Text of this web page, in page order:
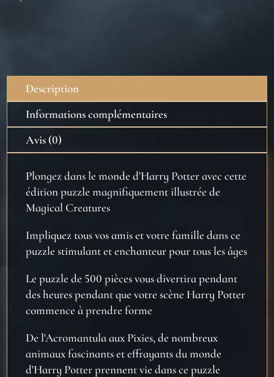
Description
Informations complémentaires
Avis (0)
Plongez dans le monde d'Harry Potter avec cette
édition puzzle magnifiquement illustrée de
Magical Creatures
Impliquez tous vos amis et votre famille dans ce
puzzle stimulant et enchanteur pour tous les âges
Le puzzle de 500 pièces vous divertira pendant
des heures pendant que votre scène Harry Potter
commence à prendre forme
De l'Acromantula aux Pixies, de nombreux
animaux fascinants et effrayants du monde
d'Harry Potter prennent vie dans ce puzzle